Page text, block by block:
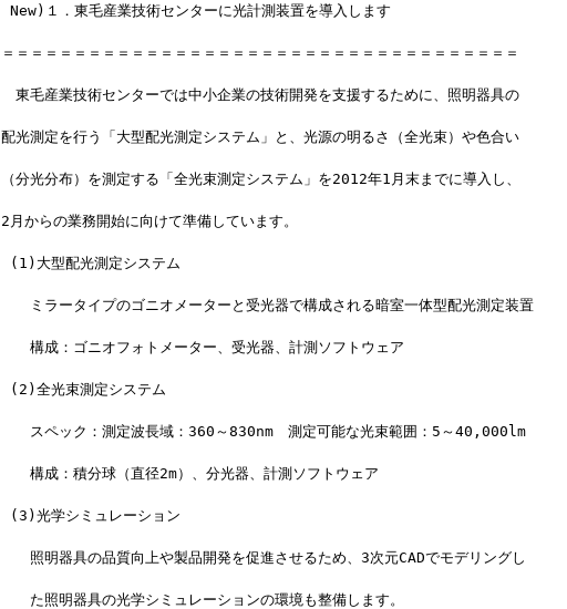
New)１．東毛産業技術センターに光計測装置を導入します
＝＝＝＝＝＝＝＝＝＝＝＝＝＝＝＝＝＝＝＝＝＝＝＝＝＝＝＝＝＝＝＝＝＝＝＝
東毛産業技術センターでは中小企業の技術開発を支援するために、照明器具の
配光測定を行う「大型配光測定システム」と、光源の明るさ（全光束）や色合い
（分光分布）を測定する「全光束測定システム」を2012年1月末までに導入し、
2月からの業務開始に向けて準備しています。
(1)大型配光測定システム
ミラータイプのゴニオメーターと受光器で構成される暗室一体型配光測定装置
構成：ゴニオフォトメーター、受光器、計測ソフトウェア
(2)全光束測定システム
スペック：測定波長域：360～830nm　測定可能な光束範囲：5～40,000lm
構成：積分球（直径2m）、分光器、計測ソフトウェア
(3)光学シミュレーション
照明器具の品質向上や製品開発を促進させるため、3次元CADでモデリングし
た照明器具の光学シミュレーションの環境も整備します。